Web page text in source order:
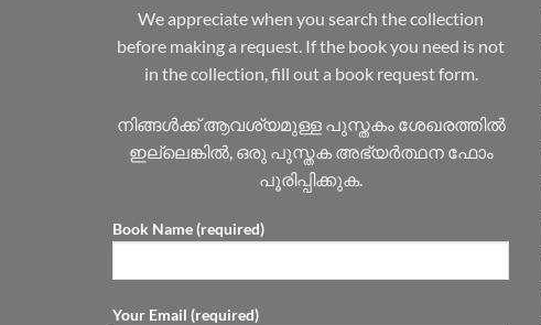
We appreciate when you search the collection
before making a request. If the book you need is not
in the collection, fill out a book request form.
നിങ്ങൾക്ക് ആവശ്യമുള്ള പുസ്തകം ശേഖരത്തിൽ
ഇല്ലെങ്കിൽ, ഒരു പുസ്തക അഭ്യർത്ഥന ഫോം
പൂരിപ്പിക്കുക.
Book Name (required)
Your Email (required)